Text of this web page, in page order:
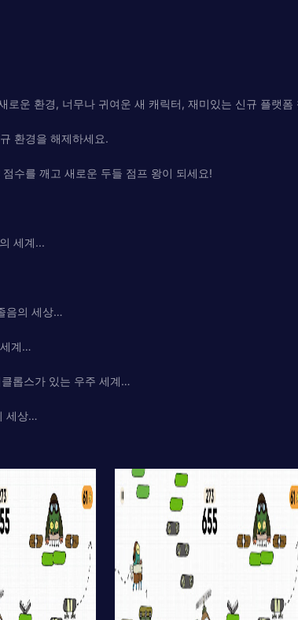
운 환경, 너무나 귀여운 새 캐릭터, 재미있는 신규 플랫
환경을 해제하세요.
수를 깨고 새로운 두들 점프 왕이 되세요!
세계...
음의 세상…
계…
롭스가 있는 우주 세계…
세상…